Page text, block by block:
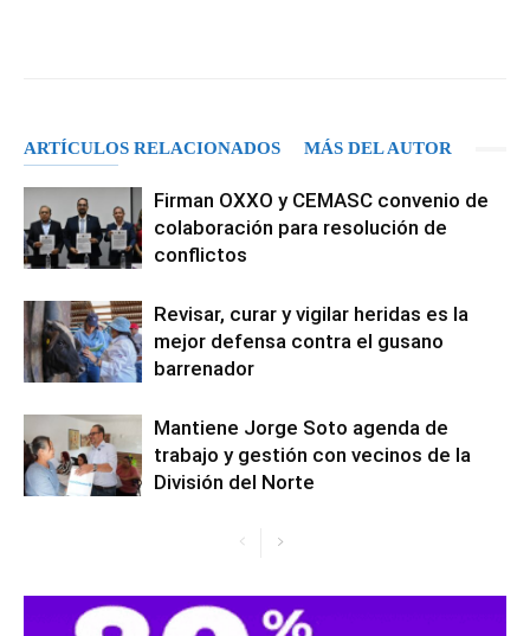
ARTÍCULOS RELACIONADOS MÁS DEL AUTOR
Firman OXXO y CEMASC convenio de
colaboración para resolución de
conflictos
Revisar, curar y vigilar heridas es la
mejor defensa contra el gusano
barrenador
Mantiene Jorge Soto agenda de
trabajo y gestión con vecinos de la
División del Norte